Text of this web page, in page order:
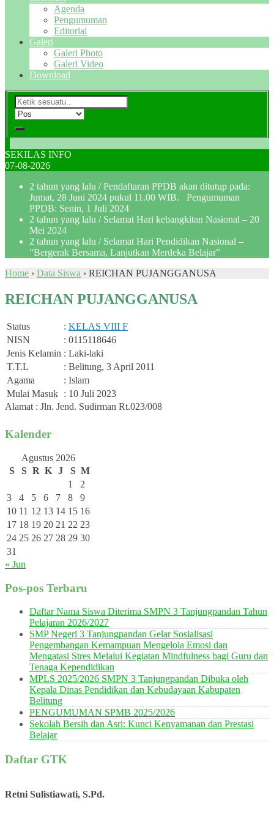
Agenda
Pengumuman
Editorial
Galeri
Galeri Photo
Galeri Video
Download
SEKILAS INFO
07-08-2026
2 tahun yang lalu / Pendaftaran PPDB akan ditutup pada:
Jumat, 28 Juni 2024 pukul 11.00 WIB. Pengumuman
PPDB: Senin, 1 Juli 2024
2 tahun yang lalu / Selamat Hari kebangkitan Nasional – 20
Mei 2024
2 tahun yang lalu / Selamat Hari Pendidikan Nasional –
“Bergerak Bersama, Lanjutkan Merdeka Belajar”
Home › Data Siswa › REICHAN PUJANGGANUSA
REICHAN PUJANGGANUSA
Status : KELAS VIII F
NISN
: 0115118646
Jenis Kelamin : Laki-laki
T.T.L
: Belitung, 3 April 2011
Agama
: Islam
Mulai Masuk : 10 Juli 2023
Alamat : Jln. Jend. Sudirman Rt.023/008
Kalender
Agustus 2026
S
S R K J S M
1
2
3
4 5 6 7 8
9
10 11 12 13 14 15 16
17 18 19 20 21 22 23
24 25 26 27 28 29 30
31
« Jun
Pos-pos Terbaru
Daftar Nama Siswa Diterima SMPN 3 Tanjungpandan Tahun
Pelajaran 2026/2027
SMP Negeri 3 Tanjungpandan Gelar Sosialisasi
Pengembangan Kemampuan Mengelola Emosi dan
Mengatasi Stres Melalui Kegiatan Mindfulness bagi Guru dan
Tenaga Kependidikan
MPLS 2025/2026 SMPN 3 Tanjungpandan Dibuka oleh
Kepala Dinas Pendidikan dan Kebudayaan Kabupaten
Belitung
PENGUMUMAN SPMB 2025/2026
Sekolah Bersih dan Asri: Kunci Kenyamanan dan Prestasi
Belajar
Daftar GTK
Retni Sulistiawati, S.Pd.